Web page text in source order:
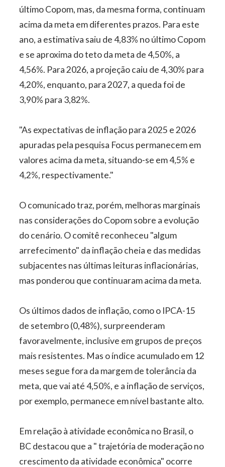
último Copom, mas, da mesma forma, continuam
acima da meta em diferentes prazos. Para este
ano, a estimativa saiu de 4,83% no último Copom
e se aproxima do teto da meta de 4,50%, a
4,56%. Para 2026, a projeção caiu de 4,30% para
4,20%, enquanto, para 2027, a queda foi de
3,90% para 3,82%.
"As expectativas de inflação para 2025 e 2026
apuradas pela pesquisa Focus permanecem em
valores acima da meta, situando-se em 4,5% e
4,2%, respectivamente."
O comunicado traz, porém, melhoras marginais
nas considerações do Copom sobre a evolução
do cenário. O comitê reconheceu "algum
arrefecimento" da inflação cheia e das medidas
subjacentes nas últimas leituras inflacionárias,
mas ponderou que continuaram acima da meta.
Os últimos dados de inflação, como o IPCA-15
de setembro (0,48%), surpreenderam
favoravelmente, inclusive em grupos de preços
mais resistentes. Mas o índice acumulado em 12
meses segue fora da margem de tolerância da
meta, que vai até 4,50%, e a inflação de serviços,
por exemplo, permanece em nível bastante alto.
Em relação à atividade econômica no Brasil, o
BC destacou que a " trajetória de moderação no
crescimento da atividade econômica" ocorre